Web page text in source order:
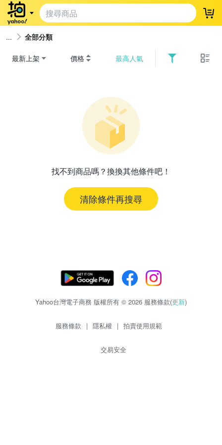
登
全部分類
最新上架 價格 最高人氣
找不到商品嗎？換換其他條件吧！
清除條件再搜尋
Yahoo台灣電子商務 版權所有 © 2026 服務條款(更新)
服務條款 | 隱私權 | 拍賣使用規範
交易安全